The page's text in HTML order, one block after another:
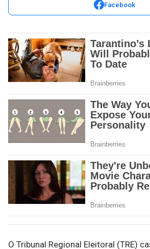
Facebook
O Tribunal Regional Eleitoral (TRE)